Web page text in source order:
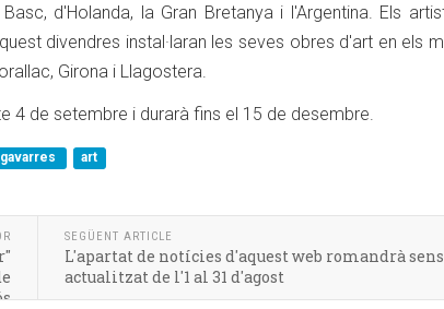
d'Holanda, la Gran Bretanya i l'Argentina. Els
divendres instal·laran les seves obres d'art en els
Girona i Llagostera.
4 de setembre i durarà fins el 15 de desembre.
art
SEGÜENT ARTICLE
L'apartat de notícies d'aquest web romandrà
actualitzat de l'1 al 31 d'agost